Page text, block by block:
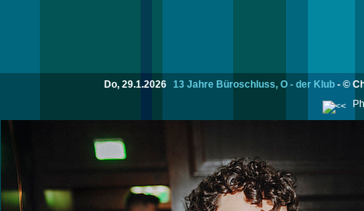
Do, 29.1.2026 13 Jahre Büroschluss, O - der Klub- ©